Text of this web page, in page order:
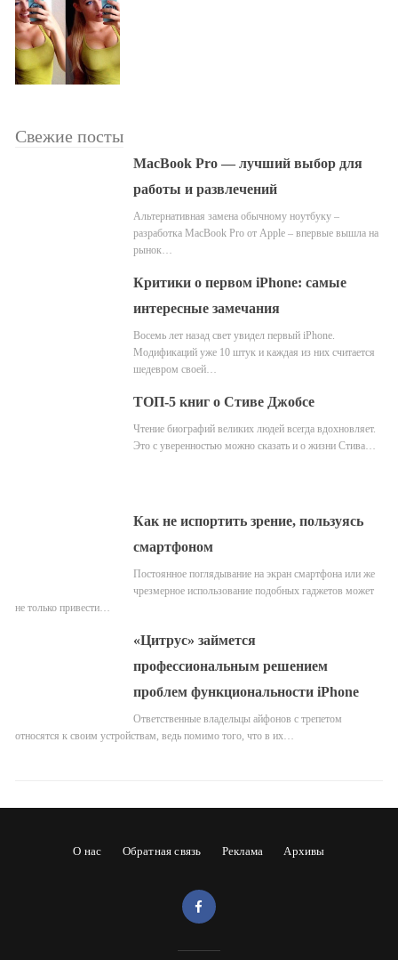
Свежие посты
MacBook Pro — лучший выбор для
работы и развлечений
Альтернативная замена обычному ноутбуку –
разработка MacBook Pro от Apple – впервые вышла на
рынок…
Критики о первом iPhone: самые
интересные замечания
Восемь лет назад свет увидел первый iPhone.
Модификаций уже 10 штук и каждая из них считается
шедевром своей…
ТОП-5 книг о Стиве Джобсе
Чтение биографий великих людей всегда вдохновляет.
Это с уверенностью можно сказать и о жизни Стива…
Как не испортить зрение, пользуясь
смартфоном
Постоянное поглядывание на экран смартфона или же
чрезмерное использование подобных гаджетов может
не только привести…
«Цитрус» займется
профессиональным решением
проблем функциональности iPhone
Ответственные владельцы айфонов с трепетом
относятся к своим устройствам, ведь помимо того, что в их…
О нас Обратная связь Реклама Архивы